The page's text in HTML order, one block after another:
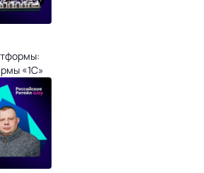
«1С»